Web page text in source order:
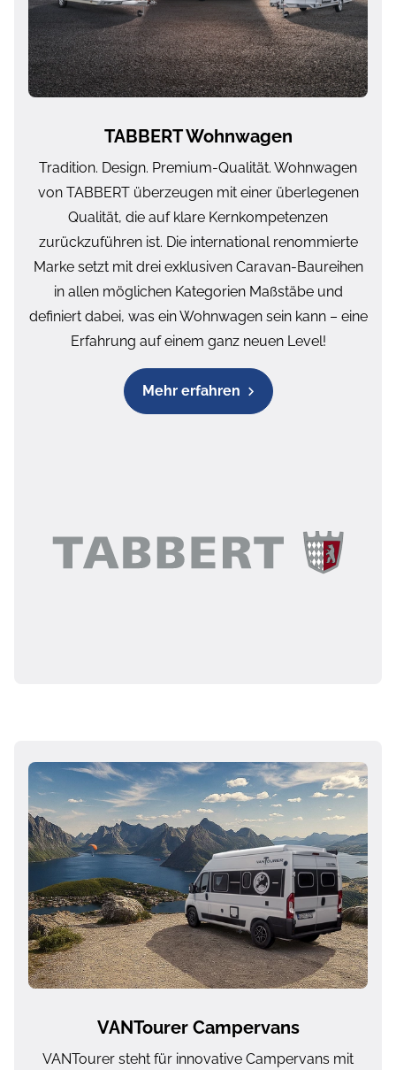
TABBERT Wohnwagen
Tradition. Design. Premium-Qualität. Wohnwagen
von TABBERT überzeugen mit einer überlegenen
Qualität, die auf klare Kernkompetenzen
zurückzuführen ist. Die international renommierte
Marke setzt mit drei exklusiven Caravan-Baureihen
in allen möglichen Kategorien Maßstäbe und
definiert dabei, was ein Wohnwagen sein kann – eine
Erfahrung auf einem ganz neuen Level!
Mehr erfahren
VANTourer Campervans
VANTourer steht für innovative Campervans mit